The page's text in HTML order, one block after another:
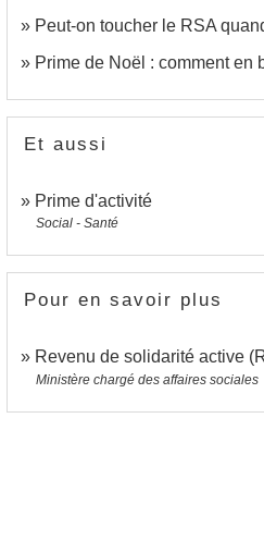
Peut-on toucher le RSA
Prime de Noël : comment en
Et aussi
Prime d'activité
Social - Santé
Pour en savoir plus
Revenu de solidarité active
Ministère chargé des affaires sociales